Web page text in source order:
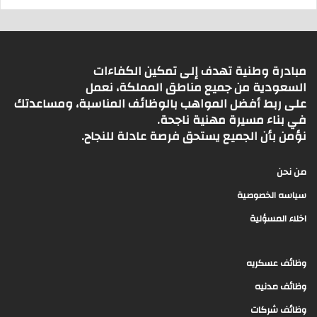
مبادرة وطنية تهدف إلى تمكين الكفاءات
السعودية من جميع مناطق المملكة، نعمل
على ربط أفضل المواهب بالوظائف المناسبة، ومساعدتك
في بناء مسيرة مهنية ناجحة.
نؤمن بأن الجميع يستحق فرصة عادلة للنجاح.
من نحن
سياسه الخصوصية
اخلاء المسؤلية
وظائف عسكريه
وظائف مدنيه
وظائف شركات